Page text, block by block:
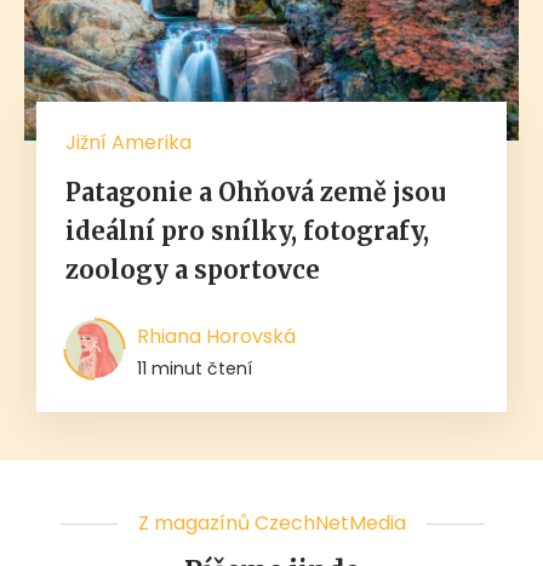
Jižní Amerika
Patagonie a Ohňová země jsou
ideální pro snílky, fotografy,
zoology a sportovce
Rhiana Horovská
11 minut čtení
Z magazínů CzechNetMedia